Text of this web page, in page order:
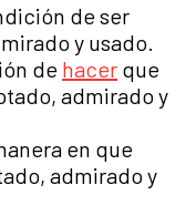
de ser
y usado.
de hacer que
admirado y
en que
admirado y